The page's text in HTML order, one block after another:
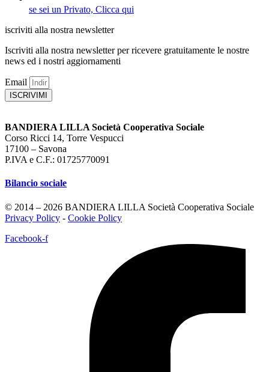
se sei un Privato, Clicca qui
iscriviti alla nostra newsletter
Iscriviti alla nostra newsletter per ricevere gratuitamente le nostre
news ed i nostri aggiornamenti
Email
ISCRIVIMI
BANDIERA LILLA Società Cooperativa Sociale
Corso Ricci 14, Torre Vespucci
17100 – Savona
P.IVA e C.F.: 01725770091
Bilancio sociale
© 2014 – 2026 BANDIERA LILLA Società Cooperativa Sociale
Privacy Policy - Cookie Policy
Facebook-f